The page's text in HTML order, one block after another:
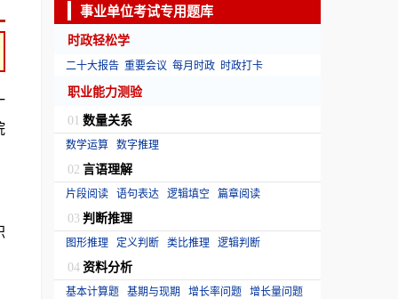
事业单位考试专用题库
时政轻松学
二十大报告 重要会议 每月时政 时政打卡
职业能力测验
01 数量关系
数学运算 数字推理
02 言语理解
片段阅读 语句表达 逻辑填空 篇章阅读
03 判断推理
图形推理 定义判断 类比推理 逻辑判断
04 资料分析
基本计算题 基期与现期 增长率问题 增长量问题